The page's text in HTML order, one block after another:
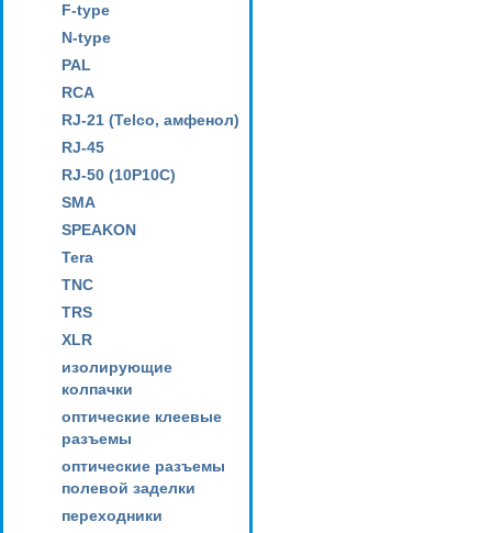
F-type
N-type
PAL
RCA
RJ-21 (Telco, амфенол)
RJ-45
RJ-50 (10P10C)
SMA
SPEAKON
Tera
TNC
TRS
XLR
изолирующие
колпачки
оптические клеевые
разъемы
оптические разъемы
полевой заделки
переходники